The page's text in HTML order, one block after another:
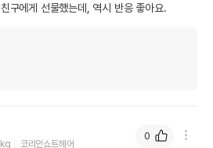
구에게 선물했는데, 역시 반응 좋아요.
코리안쇼트헤어
0